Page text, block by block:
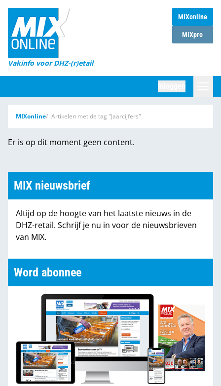
MIXonline
MIXpro
Vakinfo voor DHZ-(r)etail
Home
Magazines
DHZ Sessie
Marktcijfers
Word abonnee
MIXonline Artikelen met de tag "Jaarcijfers"
Er is op dit moment geen content.
MIX nieuwsbrief
Altijd op de hoogte van het laatste nieuws in de
DHZ-retail. Schrijf je nu in voor de nieuwsbrieven
van MIX.
Word abonnee